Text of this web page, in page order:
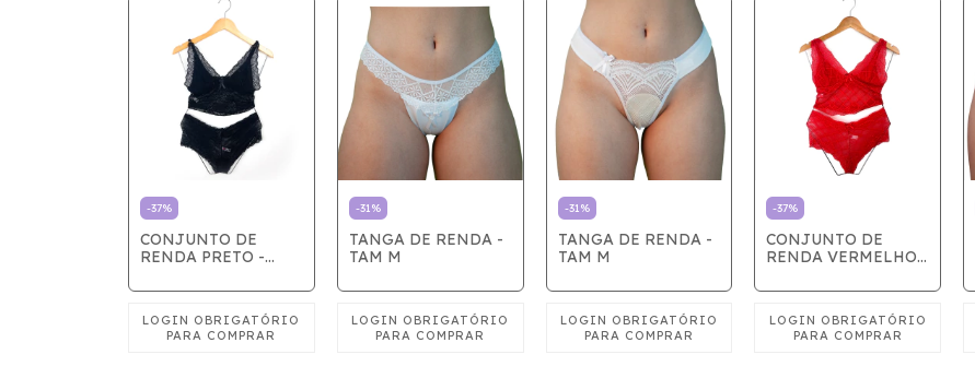
-37%
CONJUNTO DE
RENDA PRETO -
-31%
TANGA DE RENDA -
TAM M
-31%
TANGA DE RENDA -
TAM M
-37%
CONJUNTO DE
RENDA VERMELHO -